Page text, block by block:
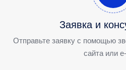
Заявка и
Отправьте заявку с помощью
сайта или